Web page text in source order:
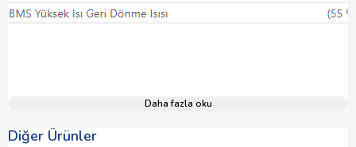
Daha fazla oku
Diğer Ürünler